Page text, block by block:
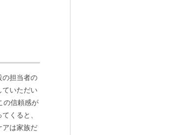
の担当者の
ていただい
の信頼感が
くると、
アは家族だ